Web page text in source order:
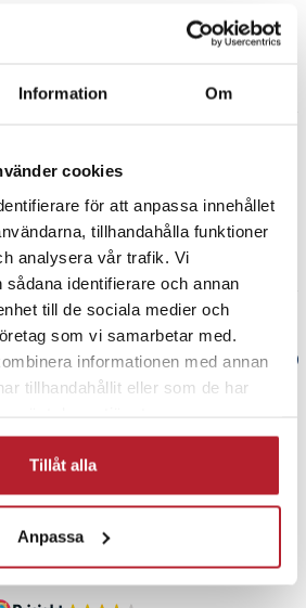
Information Om
cookies
för att anpassa innehållet
tillhandahålla funktioner
analysera vår trafik. Vi
identifierare och annan
till de sociala medier och
som vi samarbetar med.
informationen med annan
tillhandahållit eller som de har
Tillåt alla
Anpassa
Verified by Trustvoice